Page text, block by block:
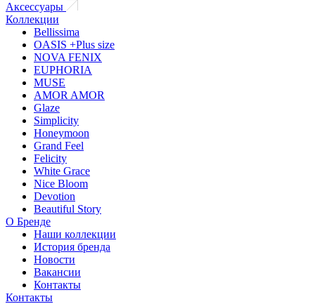
Аксессуары
Коллекции
Bellissima
OASIS +Plus size
NOVA FENIX
EUPHORIA
MUSE
AMOR AMOR
Glaze
Simplicity
Honeymoon
Grand Feel
Felicity
White Grace
Nice Bloom
Devotion
Beautiful Story
О Бренде
Наши коллекции
История бренда
Новости
Вакансии
Контакты
Контакты